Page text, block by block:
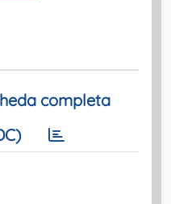
completa